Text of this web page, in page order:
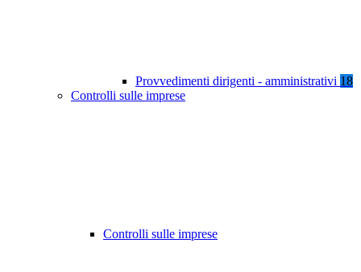
Provvedimenti dirigenti - amministrativi 18
Controlli sulle imprese
Controlli sulle imprese